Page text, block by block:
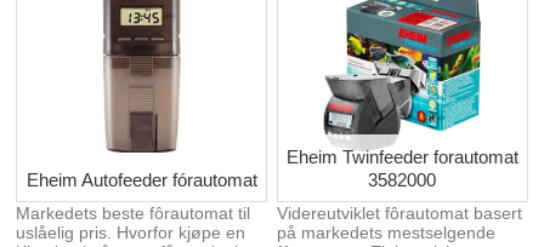
programmeres med 8 ulike
mengder. Smartfeed har et
fôrvolum på 110ml som kan
utvides med ytterligere 110ml
ved hjelp av medfølgende kopp.
Smart feed leveres med ...
Eheim Autofeeder fórautomat
Markedets beste fôrautomat til
uslåelig pris. Hvorfor kjøpe en
Eheim Twinfeeder forautomat
3582000
Videreutviklet fôrautomat basert
på markedets mestselgende